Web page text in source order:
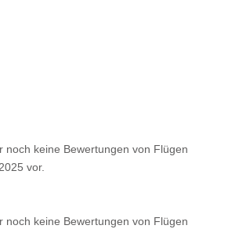
noch keine Bewertungen von Flügen
vor.
noch keine Bewertungen von Flügen